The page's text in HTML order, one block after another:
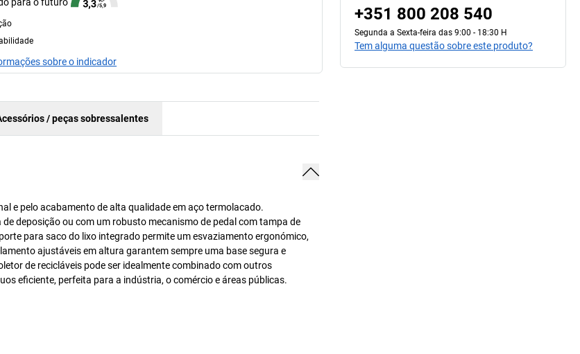
sobre o indicador
/ peças sobressalentes
e pelo acabamento de alta qualidade em aço termolacado.
deposição ou com um robusto mecanismo de pedal com tampa de
para saco do lixo integrado permite um esvaziamento ergonómico,
ajustáveis em altura garantem sempre uma base segura e
de recicláveis pode ser idealmente combinado com outros
eficiente, perfeita para a indústria, o comércio e áreas públicas.
+351 800 208 540
Segunda a Sexta-feira das 9:00 - 18:30 H
Tem alguma questão sobre este produto?